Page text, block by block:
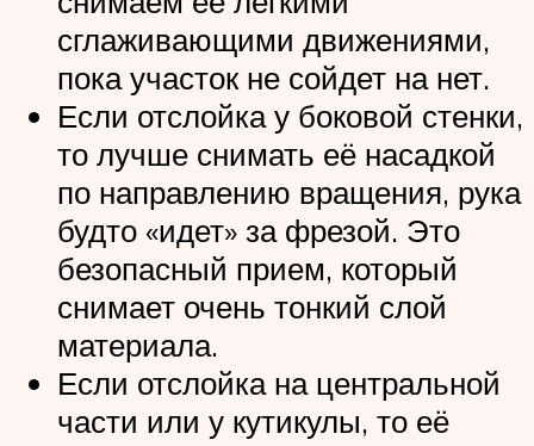
сглаживающими движениями,
пока участок не сойдет на нет.
Если отслойка у боковой стенки,
то лучше снимать её насадкой
по направлению вращения, рука
будто «идет» за фрезой. Это
безопасный прием, который
снимает очень тонкий слой
материала.
Если отслойка на центральной
части или у кутикулы, то её